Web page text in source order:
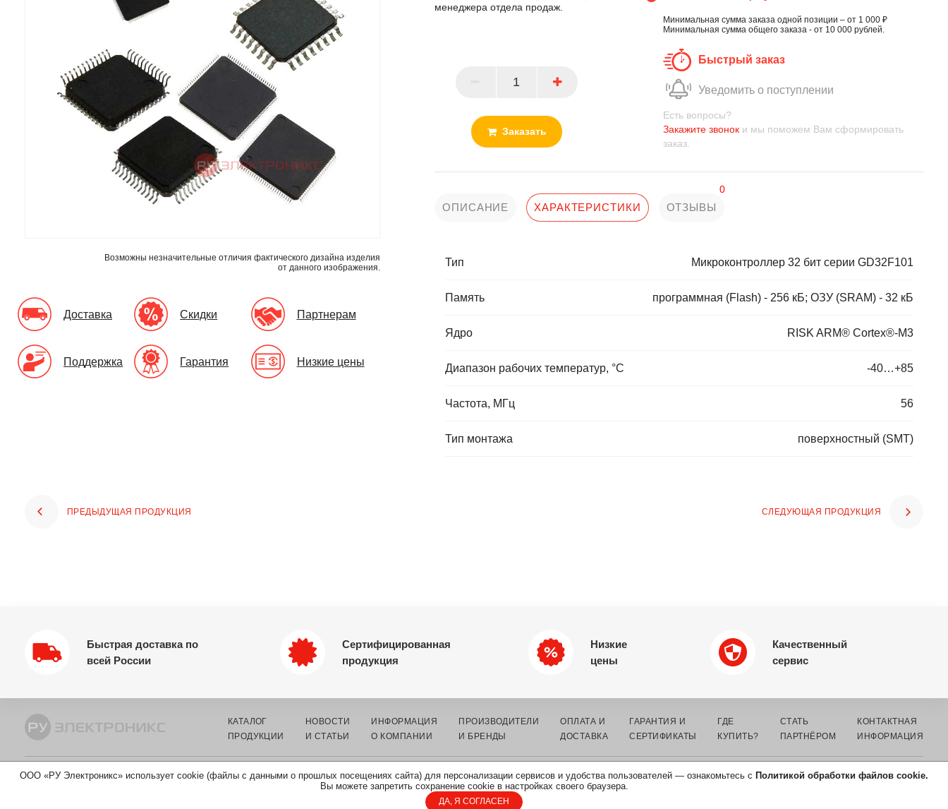
Возможны незначительные отличия фактического дизайна изделия
от данного изображения.
Доставка Скидки Партнерам
Поддержка Гарантия Низкие цены
менеджера отдела продаж.
Заказать
Минимальная сумма заказа одной позиции – от 1 000 ₽
Минимальная сумма общего заказа - от 10 000 рублей.
Быстрый заказ
Уведомить о поступлении
Есть вопросы?
Закажите звоноки мы поможем Вам сформировать
заказ.
ОПИСАНИЕ ХАРАКТЕРИСТИКИ ОТЗЫВЫ
0
Тип Микроконтроллер 32 бит серии GD32F101
Память программная (Flash) - 256 кБ; ОЗУ (SRAM) - 32 кБ
Ядро RISK ARM® Cortex®-M3
Диапазон рабочих температур, °C -40…+85
Частота, МГц 56
Тип монтажа поверхностный (SMT)
ПРЕДЫДУЩАЯ ПРОДУКЦИЯ СЛЕДУЮЩАЯ ПРОДУКЦИЯ
Быстрая доставка по
всей России
Сертифицированная
продукция
Низкие
цены
Качественный
сервис
ООО «РУ Электроникс» использует cookie (файлы с данными о прошлых посещениях сайта) для персонализации сервисов и удобства пользователей — ознакомьтесь с Политикой обработки файлов cookie.
Вы можете запретить сохранение cookie в настройках своего браузера.
ДА, Я СОГЛАСЕН
КАТАЛОГ
ПРОДУКЦИИ
НОВОСТИ
И СТАТЬИ
ИНФОРМАЦИЯ
О КОМПАНИИ
ПРОИЗВОДИТЕЛИ
И БРЕНДЫ
ОПЛАТА И
ДОСТАВКА
ГАРАНТИЯ И
СЕРТИФИКАТЫ
ГДЕ
КУПИТЬ?
СТАТЬ
ПАРТНЁРОМ
КОНТАКТНАЯ
ИНФОРМАЦИЯ
© 2002-2026 ООО «РУ ЭЛЕКТРОНИКС» - ОПТОВЫЙ ПОСТАВЩИК ЭЛЕКТРОННЫХ
КАРТА
САЙТА
ПОЛИТИКА ОБРАБОТКИ
ПЕРСОНАЛЬНЫХ ДАННЫХ